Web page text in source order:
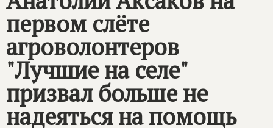
первом слёте
агроволонтеров
"Лучшие на селе"
призвал больше не
надеяться на помощь